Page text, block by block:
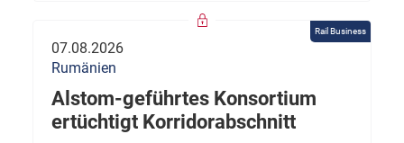
Rail Business
07.08.2026
Rumänien
Alstom-geführtes Konsortium
ertüchtigt Korridorabschnitt